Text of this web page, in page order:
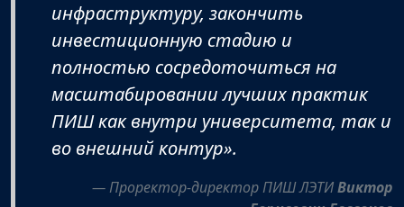
инфраструктуру, закончить
инвестиционную стадию и
полностью сосредоточиться на
масштабировании лучших практик
ПИШ как внутри университета, так и
во внешний контур».
Проректор-директор ПИШ ЛЭТИВиктор